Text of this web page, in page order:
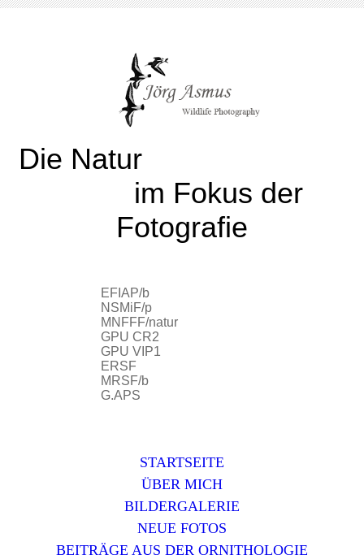
Die Natur
im Fokus der
Fotografie
EFIAP/b
NSMiF/p
MNFFF/natur
GPU CR2
GPU VIP1
ERSF
MRSF/b
G.APS
STARTSEITE
ÜBER MICH
BILDERGALERIE
NEUE FOTOS
BEITRÄGE AUS DER ORNITHOLOGIE